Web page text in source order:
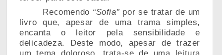
Recomendo “Sofia”por se tratar de um
livro que, apesar de uma trama simples,
encanta o leitor pela sensibilidade e
delicadeza. Deste modo, apesar de trazer